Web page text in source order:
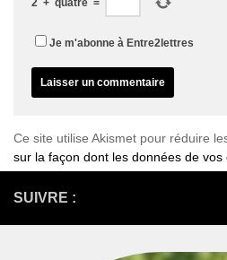
2 + quatre =
Je m'abonne à Entre2lettres
Ce site utilise Akismet pour réduire
sur la façon dont les données de
SUIVRE :